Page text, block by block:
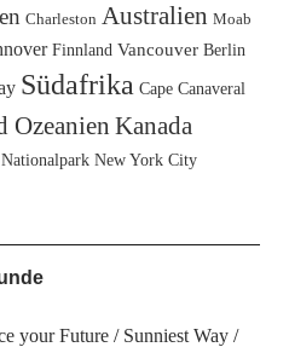
Charleston Australien Moab
Finnland Vancouver Berlin
Südafrika Cape Canaveral
Ozeanien Kanada
New York City
your Future
Sunniest Way